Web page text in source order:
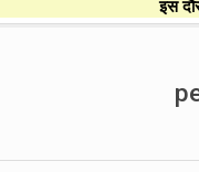
CLEVER!
इस